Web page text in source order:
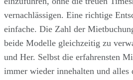
vernachlässigen. Eine richtige
einfache. Die Zahl der
beide Modelle gleichzeitig zu
und Her. Selbst die erfahrensten
immer wieder innehalten und alles